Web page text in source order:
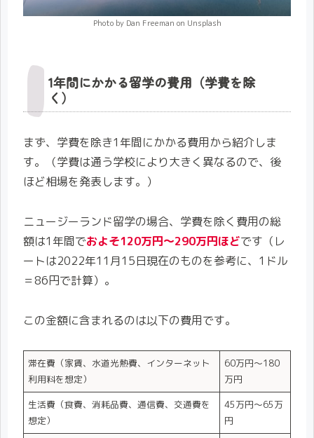
Photo by Dan Freeman on Unsplash
1年間にかかる留学の費用（学費を除
く）
まず、学費を除き1年間にかかる費用から紹介しま
す。（学費は通う学校により大きく異なるので、後
ほど相場を発表します。）
ニュージーランド留学の場合、学費を除く費用の総
額は1年間でおよそ120万円〜290万円ほどです（レ
ートは2022年11月15日現在のものを参考に、1ドル
＝86円で計算）。
この金額に含まれるのは以下の費用です。
滞在費（家賃、水道光熱費、インターネット
利用料を想定）
60万円〜180
万円
生活費（食費、消耗品費、通信費、交通費を
想定）
45万円〜65万
円